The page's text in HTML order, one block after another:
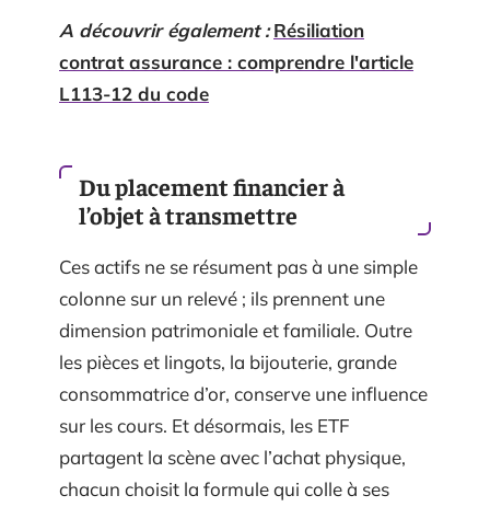
A découvrir également : Résiliation
contrat assurance : comprendre l'article
L113-12 du code
Du placement financier à
l’objet à transmettre
Ces actifs ne se résument pas à une simple
colonne sur un relevé ; ils prennent une
dimension patrimoniale et familiale. Outre
les pièces et lingots, la bijouterie, grande
consommatrice d’or, conserve une influence
sur les cours. Et désormais, les ETF
partagent la scène avec l’achat physique,
chacun choisit la formule qui colle à ses